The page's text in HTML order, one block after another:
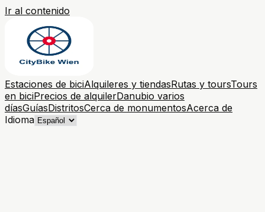
Ir al contenido
Estaciones de biciAlquileres y tiendasRutas y toursTours
en biciPrecios de alquilerDanubio varios
díasGuíasDistritosCerca de monumentosAcerca de
Idioma